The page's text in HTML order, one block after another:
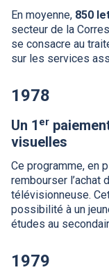
En moyenne, 850
secteur de la
se consacre au
sur les services
1978
Un 1 er
visuelles
Ce programme, en
rembourser l’achat
télévisionneuse.
possibilité à un
études au
1979